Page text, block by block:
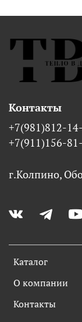
Каталог
О компании
Контакты
Контакты
+7(981)812-
+7(911)156-
г.Колпино,